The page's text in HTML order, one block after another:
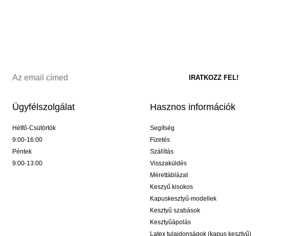
Ügyfélszolgálat
Hétfő-Csütörtök
9:00-16:00
Péntek
9:00-13:00
Hasznos információk
Segítség
Fizetés
Szállítás
Visszaküldés
Mérettáblázat
Keszyű kisokos
Kapuskesztyű-modellek
Kesztyű szabások
Kesztyűápolás
Latex tulajdonságok (kapus kesztyű)